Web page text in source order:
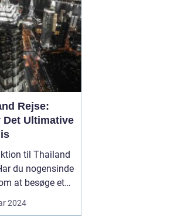
Hvis du
og
pers...
Rejse:
Det Ultimative
til Thailand
at besøge et
solen skinner
og
2024